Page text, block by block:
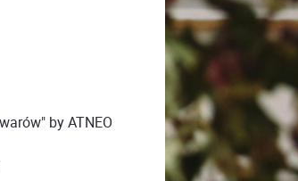
by ATNEO